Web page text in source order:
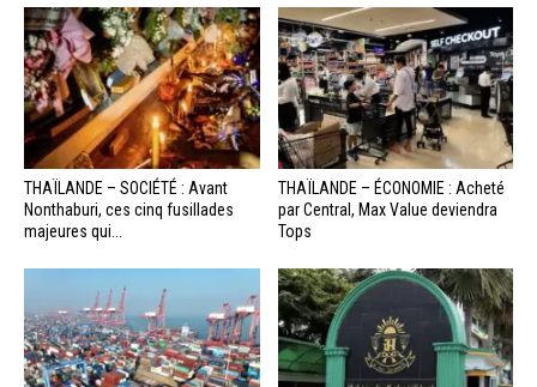
THAÏLANDE – SOCIÉTÉ : Avant
Nonthaburi, ces cinq fusillades
majeures qui...
THAÏLANDE – ÉCONOMIE : Acheté
par Central, Max Value deviendra
Tops